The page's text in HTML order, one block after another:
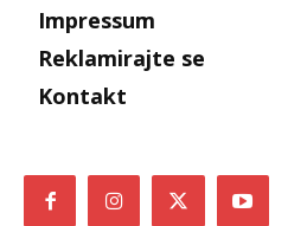
Impressum
Reklamirajte se
Kontakt